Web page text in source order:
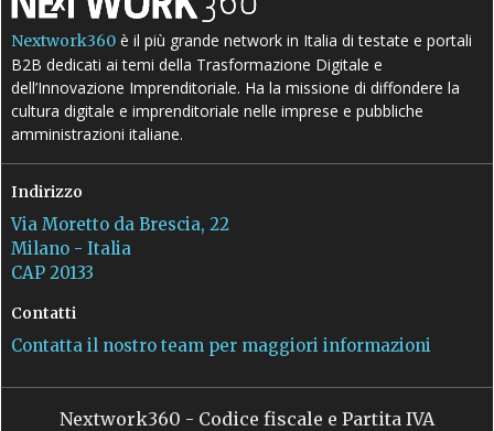
Nextwork360 è il più grande network in Italia di testate e portali
B2B dedicati ai temi della Trasformazione Digitale e
dell’Innovazione Imprenditoriale. Ha la missione di diffondere la
cultura digitale e imprenditoriale nelle imprese e pubbliche
amministrazioni italiane.
Indirizzo
Via Moretto da Brescia, 22
Milano - Italia
CAP 20133
Contatti
Contatta il nostro team per maggiori informazioni
Nextwork360 - Codice fiscale e Partita IVA